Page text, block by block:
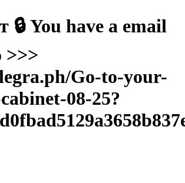
🔒 You have a email
>>>
Go-to-your-
08-25?